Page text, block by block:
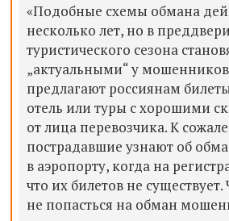
«Подобные схемы обмана
несколько лет, но в
туристического сезона
„актуальными“ у
предлагают россиянам
отель или туры с хорошими
от лица перевозчика. К
пострадавшие узнают об
в аэропорту, когда на
что их билетов не существует.
не попасться на обман